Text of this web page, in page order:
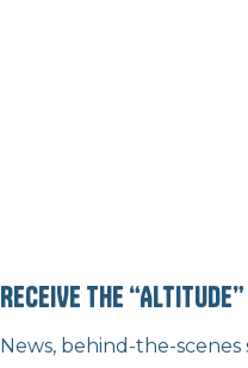
RECEIVE THE
News, behind-the-